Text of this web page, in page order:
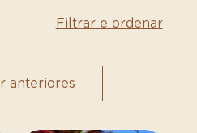
Filtrar e ordenar
anteriores